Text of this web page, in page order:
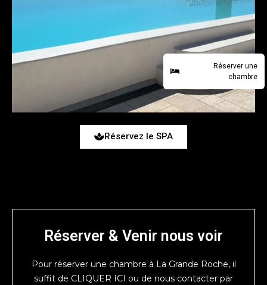
Réserver une
chambre
Réservez le SPA
Réserver & Venir nous voir
Pour réserver une chambre à La Grande Roche, il
suffit de CLIQUER ICI ou de nous contacter par